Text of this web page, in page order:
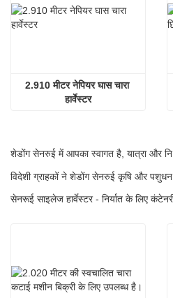
2.910 मीटर नेपियर घास चारा
हार्वेस्टर